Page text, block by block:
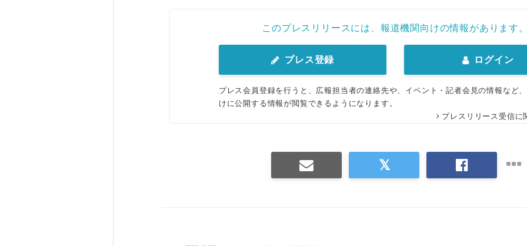
このプレスリリースには、報道機関向けの情報があります
プレス登録 ログイン
プレス会員登録を行うと、広報担当者の連絡先や、イベント・記者会見の情報など
けに公開する情報が閲覧できるようになります。
プレスリリース受信に